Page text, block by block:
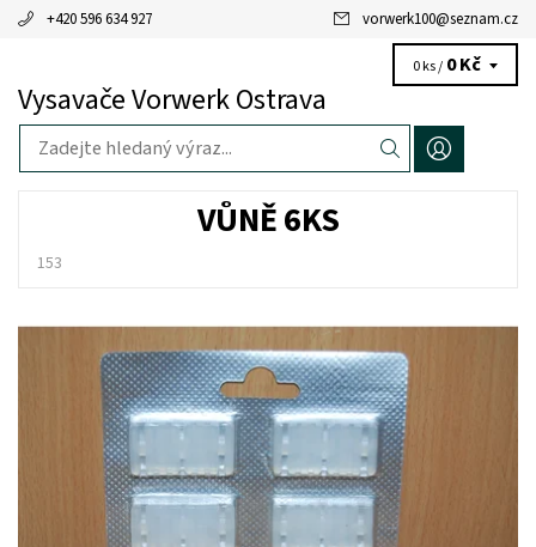
+420 596 634 927 vorwerk100@seznam.cz
Vysavače Vorwerk Ostrava
0 ks / 0 Kč
VŮNĚ 6KS
153